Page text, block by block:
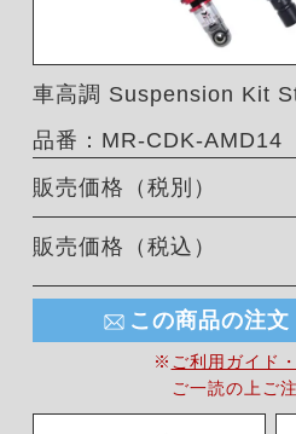
車高調 Suspension Kit
品番：MR-CDK-AMD14
販売価格（税別）
販売価格（税込）
この商品の注
※ ご利用ガイド
ご一読の上ご